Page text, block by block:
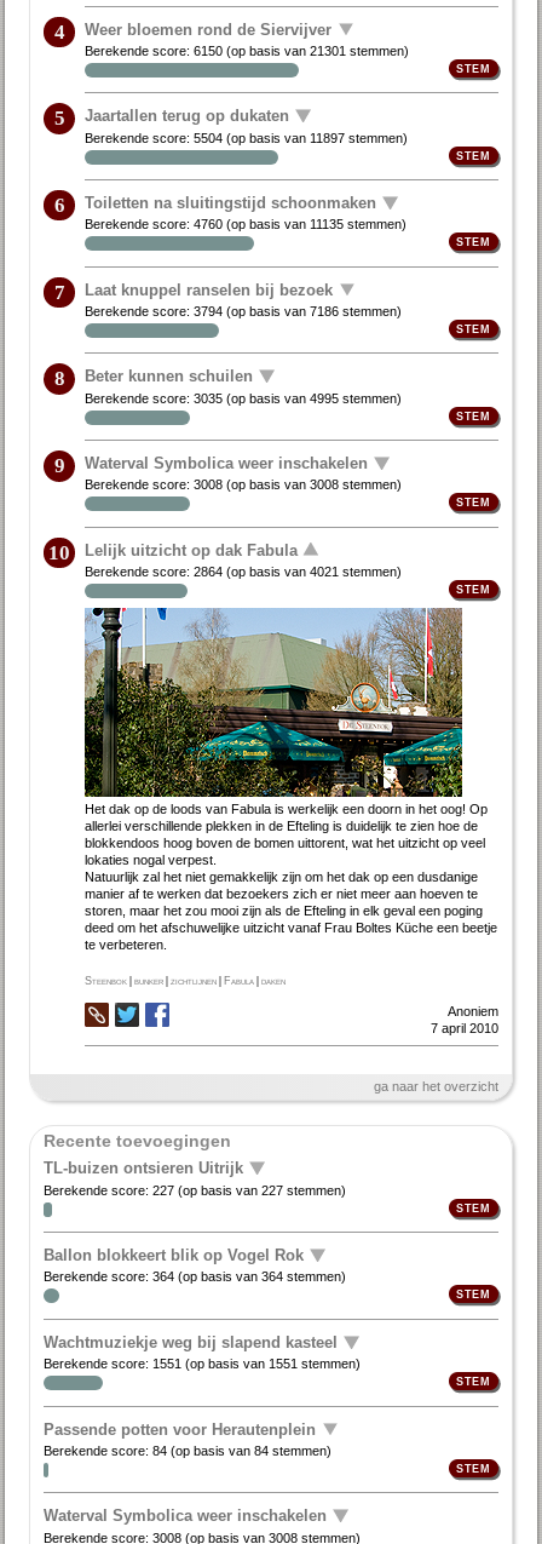
4 Weer bloemen rond de Siervijver
Berekende score:6150 (op basis van21301 stemmen)
5 Jaartallen terug op dukaten
Berekende score:5504 (op basis van 11897 stemmen)
6 Toiletten na sluitingstijd schoonmaken
Berekende score:4760 (op basis van 11135 stemmen)
7 Laat knuppel ranselen bij bezoek
Berekende score:3794 (op basis van7186 stemmen)
8 Beter kunnen schuilen
Berekende score:3035 (op basis van4995 stemmen)
9 Waterval Symbolica weer inschakelen
Berekende score:3008 (op basis van3008 stemmen)
10 Lelijk uitzicht op dak Fabula
Berekende score:2864 (op basis van4021 stemmen)
Het dak op de loods van Fabula is werke­lijk een doorn in het oog! Op
allerlei verschillende plekken in de Efte­ling is duide­lijk te zien hoe de
blokken­doos hoog boven de bomen uit­torent, wat het uit­zicht op veel
loka­ties nogal ver­pest.
Natuurlijk zal het niet gemak­kelijk zijn om het dak op een dus­da­nige
manier af te wer­ken dat bezoe­kers zich er niet meer aan hoe­ven te
sto­ren, maar het zou mooi zijn als de Efteling in elk ge­val een po­ging
deed om het af­schu­we­lijke uit­zicht vanaf Frau Boltes Küche een beet­je
te ver­be­te­ren.
Steenbok |bunker |zichtlijnen Fabula |daken
Anoniem
7 april 2010
ga naar het overzicht
Recente toevoegingen
TL-buizen ontsieren Uitrijk
Berekende score:227 (op basis van227 stemmen)
Ballon blokkeert blik op Vogel Rok
Berekende score:364 (op basis van364 stemmen)
Wachtmuziekje weg bij slapend kasteel
Berekende score: 1551 (op basis van 1551 stemmen)
Passende potten voor Herautenplein
Berekende score:84 (op basis van84 stemmen)
Waterval Symbolica weer inschakelen
Berekende score:3008 (op basis van3008 stemmen)